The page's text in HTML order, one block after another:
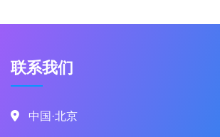
联系我们
中国·北京